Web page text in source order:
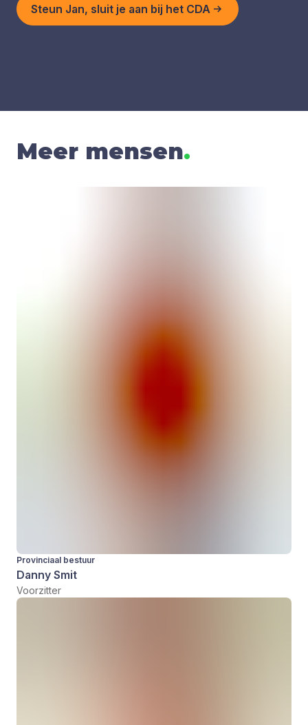
Steun Jan, sluit je aan bij het CDA
Meer mensen.
Provinciaal bestuur
Danny Smit
Voorzitter